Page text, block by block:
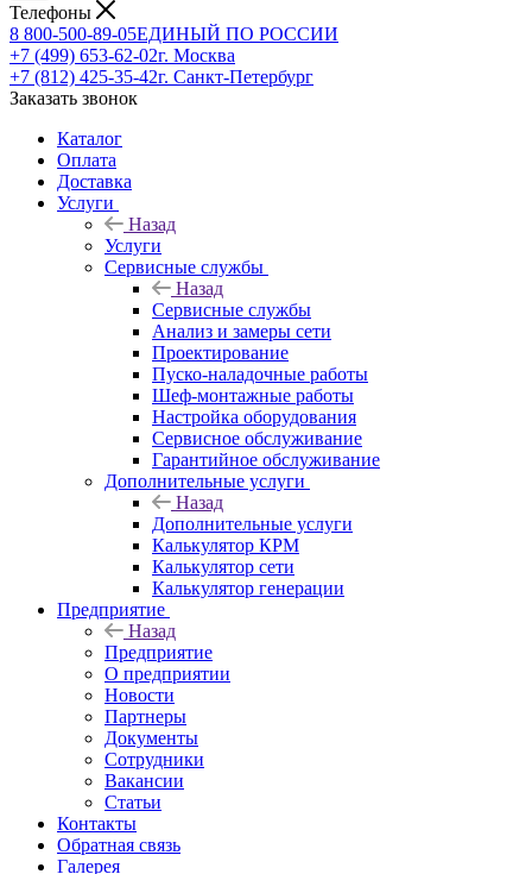
Телефоны
8 800-500-89-05ЕДИНЫЙ ПО РОССИИ
+7 (499) 653-62-02г. Москва
+7 (812) 425-35-42г. Санкт-Петербург
Заказать звонок
Каталог
Оплата
Доставка
Услуги
Назад
Услуги
Сервисные службы
Назад
Сервисные службы
Анализ и замеры сети
Проектирование
Пуско-наладочные работы
Шеф-монтажные работы
Настройка оборудования
Сервисное обслуживание
Гарантийное обслуживание
Дополнительные услуги
Назад
Дополнительные услуги
Калькулятор КРМ
Калькулятор сети
Калькулятор генерации
Предприятие
Назад
Предприятие
О предприятии
Новости
Партнеры
Документы
Сотрудники
Вакансии
Статьи
Контакты
Обратная связь
Галерея